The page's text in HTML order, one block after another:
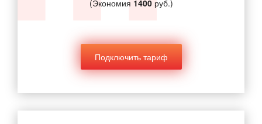
(Экономия 1400 руб.)
Подключить тариф